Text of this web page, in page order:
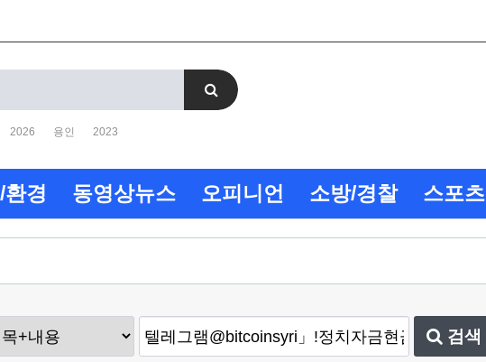
2026 용인 2023
환경 동영상뉴스 오피니언 소방/경찰 스포츠
검색